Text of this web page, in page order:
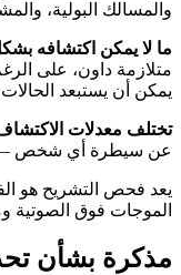
والمسالك البولية،
ما لا يمكن اكتشافه
متلازمة داون، على
يمكن أن يستبعد الحالات
تختلف معدلات
عن سيطرة أي شخص —
يعد فحص التشريح هو
الموجات فوق الصوتية
مذكرة بشأن